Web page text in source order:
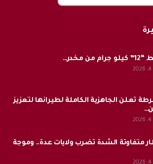
من مخدر…
تعلن الجاهزية الكاملة لطيرانها لتعزيز
متفاوتة الشدة تضرب ولايات عدة.. وموجة